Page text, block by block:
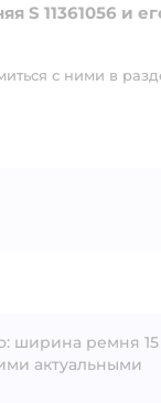
S 11361056 и
с ними в
ширина ремня
актуальными